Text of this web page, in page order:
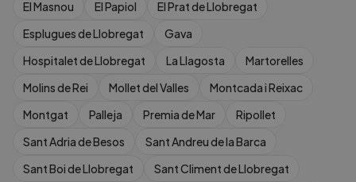
El Masnou
El Papiol
El Prat de Llobregat
Esplugues de Llobregat
Gava
Hospitalet de Llobregat
La Llagosta
Martorelles
Molins de Rei
Mollet del Valles
Montcada i Reixac
Montgat
Palleja Premia de Mar
Ripollet
Sant Adria de Besos
Sant Andreu de la Barca
Sant Boi de Llobregat
Sant Climent de Llobregat